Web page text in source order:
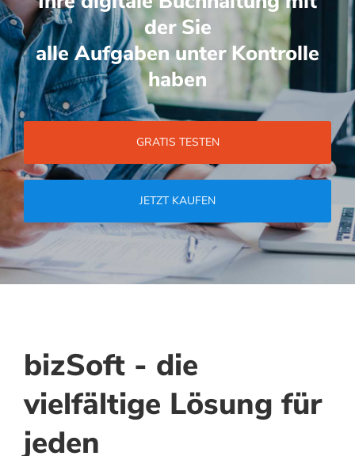
der Sie
alle Aufgaben unter Kontrolle
haben
GRATIS TESTEN
JETZT KAUFEN
bizSoft - die
vielfältige Lösung für
jeden